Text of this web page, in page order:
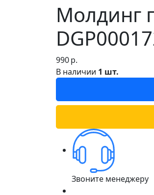
Молдинг
990р.
В наличии 1 шт.
Звоните менеджеру